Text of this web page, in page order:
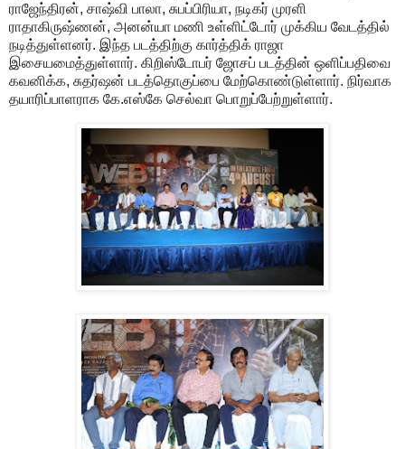
ராஜேந்திரன், சாஷ்வி பாலா, சுபப்பிரியா, நடிகர் முரளி
ராதாகிருஷ்ணன், அனன்யா மணி உள்ளிட்டோர் முக்கிய வேடத்தில்
நடித்துள்ளனர். இந்த படத்திற்கு கார்த்திக் ராஜா
இசையமைத்துள்ளார். கிறிஸ்டோபர் ஜோசப் படத்தின் ஒளிப்பதிவை
கவனிக்க, சுதர்ஷன் படத்தொகுப்பை மேற்கொண்டுள்ளார். நிர்வாக
தயாரிப்பாளராக கே.எஸ்கே செல்வா பொறுப்பேற்றுள்ளார்.